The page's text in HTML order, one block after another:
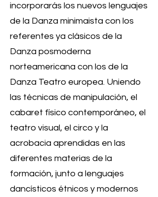
incorporarás los nuevos lenguajes
de la Danza minimaista con los
referentes ya clásicos de la
Danza posmoderna
norteamericana con los de la
Danza Teatro europea. Uniendo
las técnicas de manipulación, el
cabaret físico contemporáneo, el
teatro visual, el circo y la
acrobacia aprendidas en las
diferentes materias de la
formación, junto a lenguajes
dancísticos étnicos y modernos